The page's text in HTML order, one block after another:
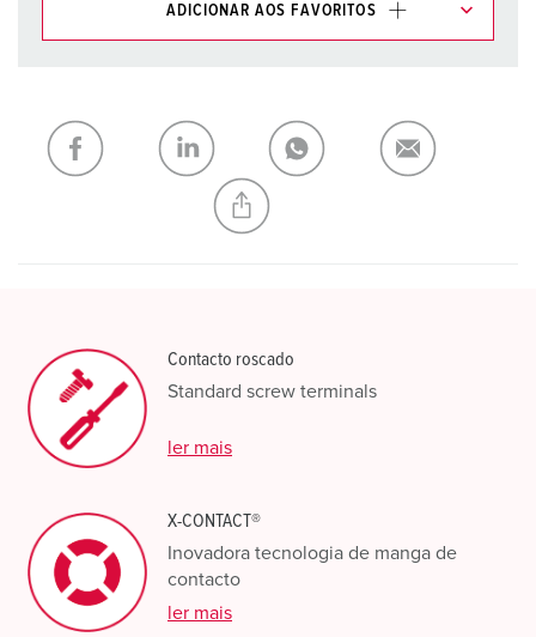
ADICIONAR AOS FAVORITOS
Minha lista (0) ADICIONAR
CRIAR UMA NOVA LISTA
Contacto roscado
Standard screw terminals
ler mais
X-CONTACT®
Inovadora tecnologia de manga de
contacto
ler mais